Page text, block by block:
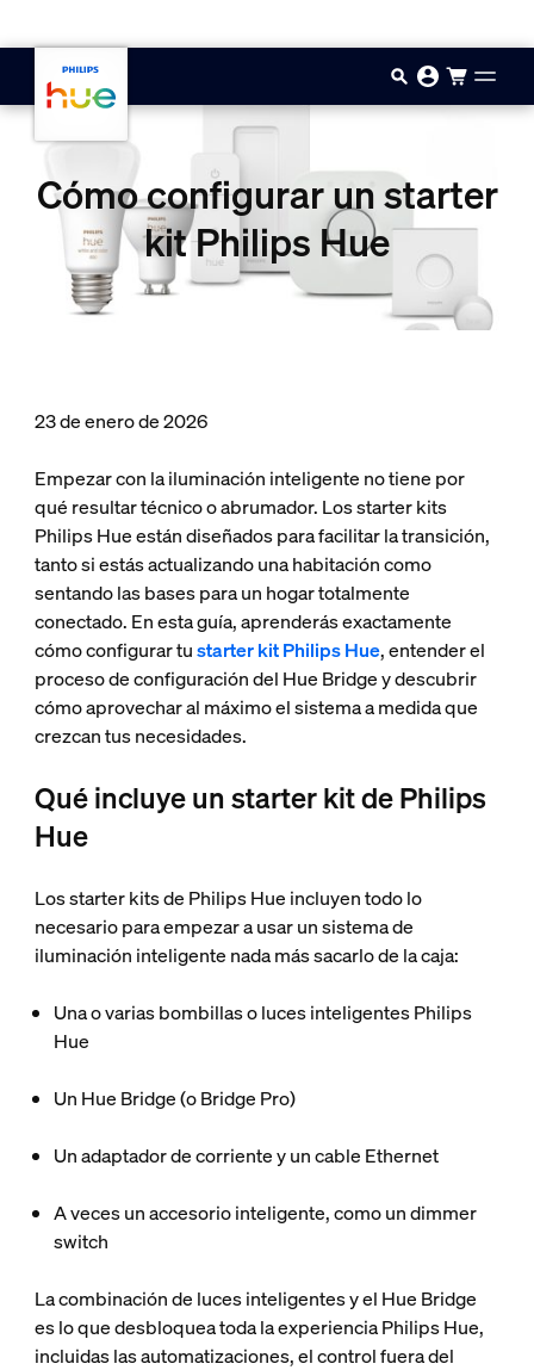
Cómo configurar un starter
kit Philips Hue
23 de enero de 2026
Empezar con la iluminación inteligente no tiene por
qué resultar técnico o abrumador. Los starter kits
Philips Hue están diseñados para facilitar la transición,
tanto si estás actualizando una habitación como
sentando las bases para un hogar totalmente
conectado. En esta guía, aprenderás exactamente
cómo configurar tustarter kit Philips Hue, entender el
proceso de configuración del Hue Bridge y descubrir
cómo aprovechar al máximo el sistema a medida que
crezcan tus necesidades.
Qué incluye un starter kit de Philips
Hue
Los starter kits de Philips Hue incluyen todo lo
necesario para empezar a usar un sistema de
iluminación inteligente nada más sacarlo de la caja:
Una o varias bombillas o luces inteligentes Philips
Hue
Un Hue Bridge (o Bridge Pro)
Un adaptador de corriente y un cable Ethernet
A veces un accesorio inteligente, como un dimmer
switch
La combinación de luces inteligentes y el Hue Bridge
es lo que desbloquea toda la experiencia Philips Hue,
incluidas las automatizaciones, el control fuera del